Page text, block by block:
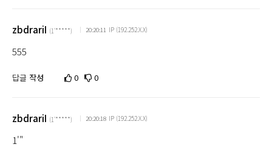
글
렬
zbdrariI (1'*****) 20:20:11 IP (192.252.X.X)
555
답글 작성 0 0
zbdrariI (1'*****) 20:20:18 IP (192.252.X.X)
1'"